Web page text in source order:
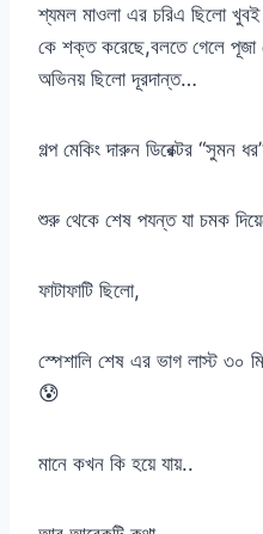
শ্যমল মাওলা এর চরিএ ছিলো খুবই
কে শক্ত করেছে,বলতে গেলে
অভিনয় ছিলো দূরদান্ত…
গল্প মেকিং দারুন ডিরেক্টর “সুমন
শুরু থেকে শেষ পযন্ত যা চমক
ফাটাফাটি ছিলো,
স্পেশালি শেষ এর ভাগ লাস্ট ৩০
😰
মানে কখন কি হয়ে যায়..